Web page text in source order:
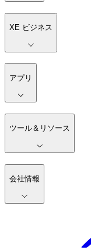
XE ビジネス
アプリ
ツール＆リソース
会社情報